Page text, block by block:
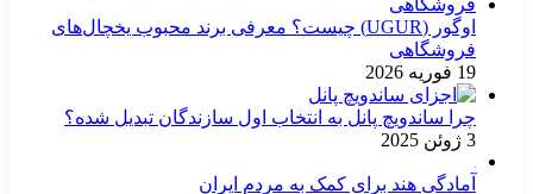
اوگور (UGUR) چیست؟ معرفی برند محبوب یخچال‌های
فروشگاهی
19 فوریه 2026
چرا ساندویچ پانل به انتخاب اول سازندگان تبدیل شده؟
3 ژوئن 2025
آمادگی هند برای کمک به مردم ایران